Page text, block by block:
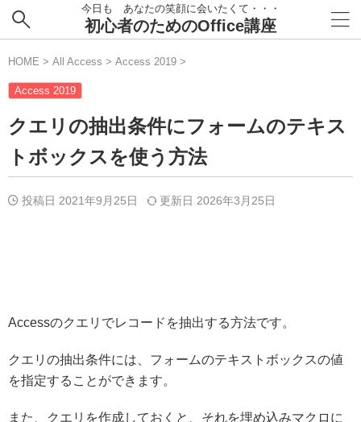
今日も あなたの笑顔に会いたくて・・・
初心者のためのOffice講座
HOME > All Access > Access 2019 >
Access 2019
クエリの抽出条件にフォームのテキス
トボックスを使う方法
投稿日 2021年9月25日 更新日 2026年3月25日
Accessのクエリでレコードを抽出する方法です。
クエリの抽出条件には、フォームのテキストボックスの値
を指定することができます。
また、クエリを作成しておくと、それを埋め込みマクロに